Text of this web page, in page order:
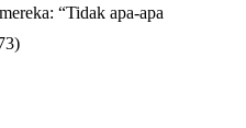
“Tidak apa-apa